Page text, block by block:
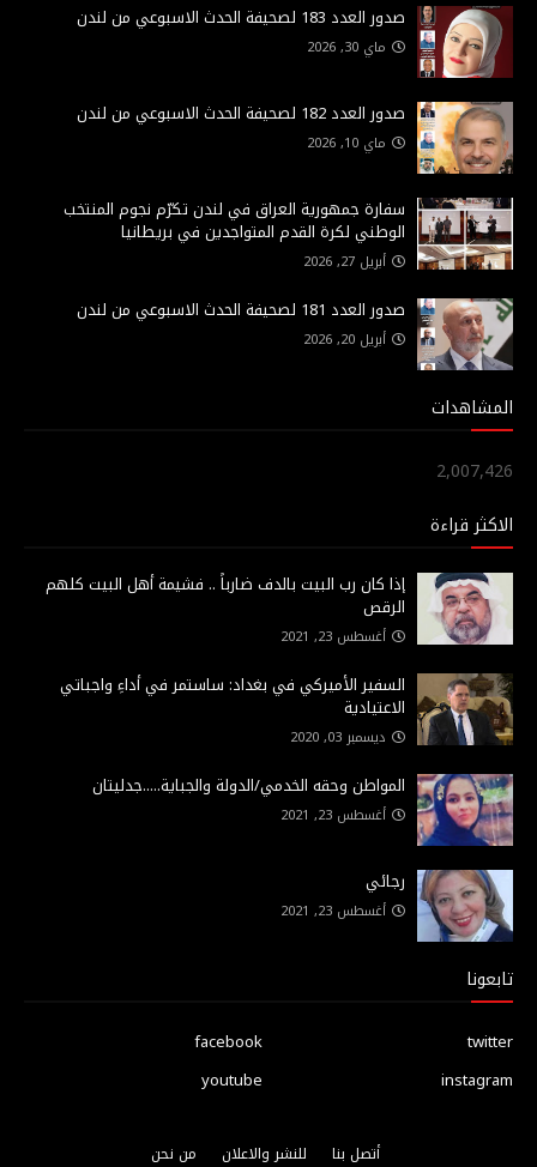
صدور العدد 183 لصحيفة الحدث الاسبوعي من لندن
ماي 30, 2026
صدور العدد 182 لصحيفة الحدث الاسبوعي من لندن
ماي 10, 2026
سفارة جمهورية العراق في لندن تكرّم نجوم المنتخب
الوطني لكرة القدم المتواجدين في بريطانيا
أبريل 27, 2026
صدور العدد 181 لصحيفة الحدث الاسبوعي من لندن
أبريل 20, 2026
المشاهدات
2,007,426
الاكثر قراءة
إذا كان رب البيت بالدف ضارباً .. فشيمة أهل البيت كلهم
الرقص
أغسطس 23, 2021
السفير الأميركي في بغداد: ساستمر في أداءِ واجباتي
الاعتيادية
ديسمبر 03, 2020
المواطن وحقه الخدمي/الدولة والجباية.....جدليتان
أغسطس 23, 2021
رجائي
أغسطس 23, 2021
تابعونا
facebook
twitter
youtube
instagram
أتصل بنا للنشر والاعلان من نحن